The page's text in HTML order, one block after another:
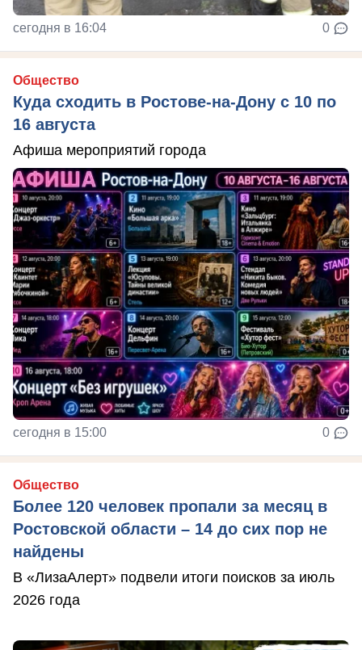
сегодня в 16:04 0
Общество
Куда сходить в Ростове-на-Дону с 10 по
16 августа
Афиша мероприятий города
сегодня в 15:00 0
Общество
Более 120 человек пропали за месяц в
Ростовской области – 14 до сих пор не
найдены
В «ЛизаАлерт» подвели итоги поисков за июль
2026 года